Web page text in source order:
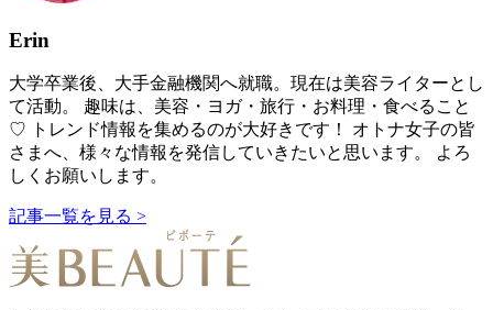
Erin
大学卒業後、大手金融機関へ就職。現在は美容ライターとし
て活動。 趣味は、美容・ヨガ・旅行・お料理・食べること
♡ トレンド情報を集めるのが大好きです！ オトナ女子の皆
さまへ、様々な情報を発信していきたいと思います。 よろ
しくお願いします。
記事一覧を見る >